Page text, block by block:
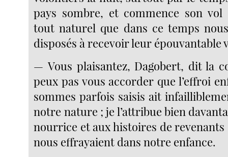
pays sombre, et commence son
tout naturel que dans ce temps
disposés à recevoir leur épouvantable
— Vous plaisantez, Dagobert, dit la
peux pas vous accorder que l’effroi
sommes parfois saisis ait
notre nature ; je l’attribue bien
nourrice et aux histoires de
nous effrayaient dans notre enfance.